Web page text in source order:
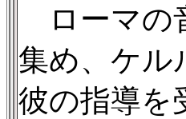
ローマの
集め、ケル
彼の指導を